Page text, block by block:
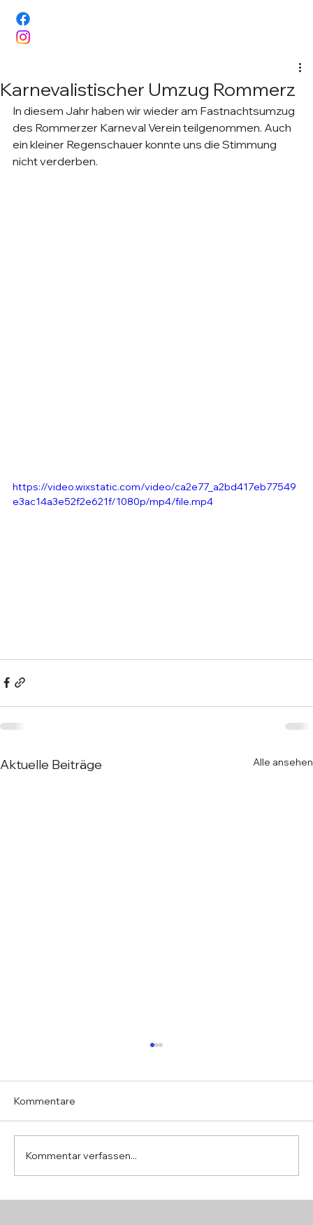
Karnevalistischer Umzug Rommerz
In diesem Jahr haben wir wieder am Fastnachtsumzug
des Rommerzer Karneval Verein teilgenommen. Auch
ein kleiner Regenschauer konnte uns die Stimmung
nicht verderben.
https://video.wixstatic.com/video/ca2e77_a2bd417eb77549
e3ac14a3e52f2e621f/1080p/mp4/file.mp4
Aktuelle Beiträge Alle ansehen
Jahreshauptversammlung 2026
Kommentare
Kommentar verfassen...